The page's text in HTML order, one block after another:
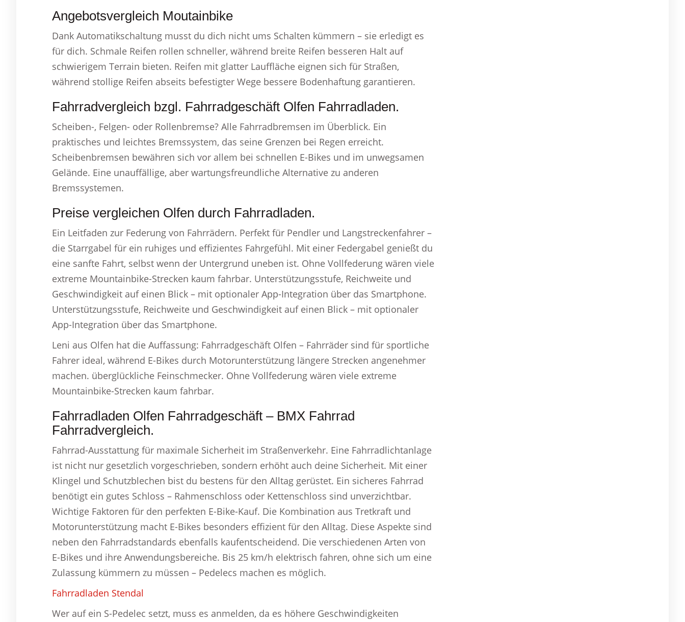
Angebotsvergleich Moutainbike
Dank Automatikschaltung musst du dich nicht ums Schalten kümmern – sie erledigt es
für dich. Schmale Reifen rollen schneller, während breite Reifen besseren Halt auf
schwierigem Terrain bieten. Reifen mit glatter Lauffläche eignen sich für Straßen,
während stollige Reifen abseits befestigter Wege bessere Bodenhaftung garantieren.
Fahrradvergleich bzgl. Fahrradgeschäft Olfen Fahrradladen.
Scheiben-, Felgen- oder Rollenbremse? Alle Fahrradbremsen im Überblick. Ein
praktisches und leichtes Bremssystem, das seine Grenzen bei Regen erreicht.
Scheibenbremsen bewähren sich vor allem bei schnellen E-Bikes und im unwegsamen
Gelände. Eine unauffällige, aber wartungsfreundliche Alternative zu anderen
Bremssystemen.
Preise vergleichen Olfen durch Fahrradladen.
Ein Leitfaden zur Federung von Fahrrädern. Perfekt für Pendler und Langstreckenfahrer –
die Starrgabel für ein ruhiges und effizientes Fahrgefühl. Mit einer Federgabel genießt du
eine sanfte Fahrt, selbst wenn der Untergrund uneben ist. Ohne Vollfederung wären viele
extreme Mountainbike-Strecken kaum fahrbar. Unterstützungsstufe, Reichweite und
Geschwindigkeit auf einen Blick – mit optionaler App-Integration über das Smartphone.
Unterstützungsstufe, Reichweite und Geschwindigkeit auf einen Blick – mit optionaler
App-Integration über das Smartphone.
Leni aus Olfen hat die Auffassung: Fahrradgeschäft Olfen – Fahrräder sind für sportliche
Fahrer ideal, während E-Bikes durch Motorunterstützung längere Strecken angenehmer
machen. überglückliche Feinschmecker. Ohne Vollfederung wären viele extreme
Mountainbike-Strecken kaum fahrbar.
Fahrradladen Olfen Fahrradgeschäft – BMX Fahrrad
Fahrradvergleich.
Fahrrad-Ausstattung für maximale Sicherheit im Straßenverkehr. Eine Fahrradlichtanlage
ist nicht nur gesetzlich vorgeschrieben, sondern erhöht auch deine Sicherheit. Mit einer
Klingel und Schutzblechen bist du bestens für den Alltag gerüstet. Ein sicheres Fahrrad
benötigt ein gutes Schloss – Rahmenschloss oder Kettenschloss sind unverzichtbar.
Wichtige Faktoren für den perfekten E-Bike-Kauf. Die Kombination aus Tretkraft und
Motorunterstützung macht E-Bikes besonders effizient für den Alltag. Diese Aspekte sind
neben den Fahrradstandards ebenfalls kaufentscheidend. Die verschiedenen Arten von
E-Bikes und ihre Anwendungsbereiche. Bis 25 km/h elektrisch fahren, ohne sich um eine
Zulassung kümmern zu müssen – Pedelecs machen es möglich.
Fahrradladen Stendal
Wer auf ein S-Pedelec setzt, muss es anmelden, da es höhere Geschwindigkeiten